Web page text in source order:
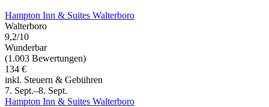
Hampton Inn & Suites Walterboro
Walterboro
9,2/10
Wunderbar
(1.003 Bewertungen)
134 €
inkl. Steuern & Gebühren
7. Sept.–8. Sept.
Hampton Inn & Suites Walterboro